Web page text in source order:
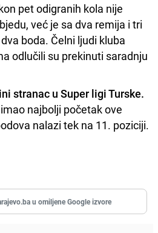
pet odigranih kola nije
već je sa dva remija i tri
boda. Čelni ljudi kluba
odlučili su prekinuti saradnju
stranac u Super ligi Turske.
najbolji početak ove
nalazi tek na 11. poziciji.
u omiljene Google izvore